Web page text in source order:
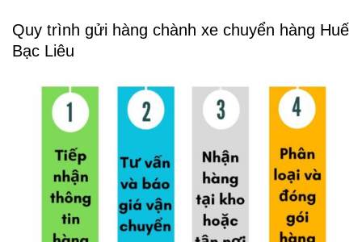
Quy trình gửi hàng chành xe chuyển hàng Huế
Bạc Liêu